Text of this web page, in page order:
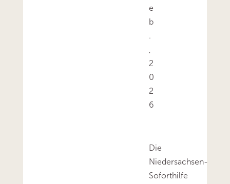
e
b
.
,
2
0
2
6
Die
Niedersachsen-
Soforthilfe